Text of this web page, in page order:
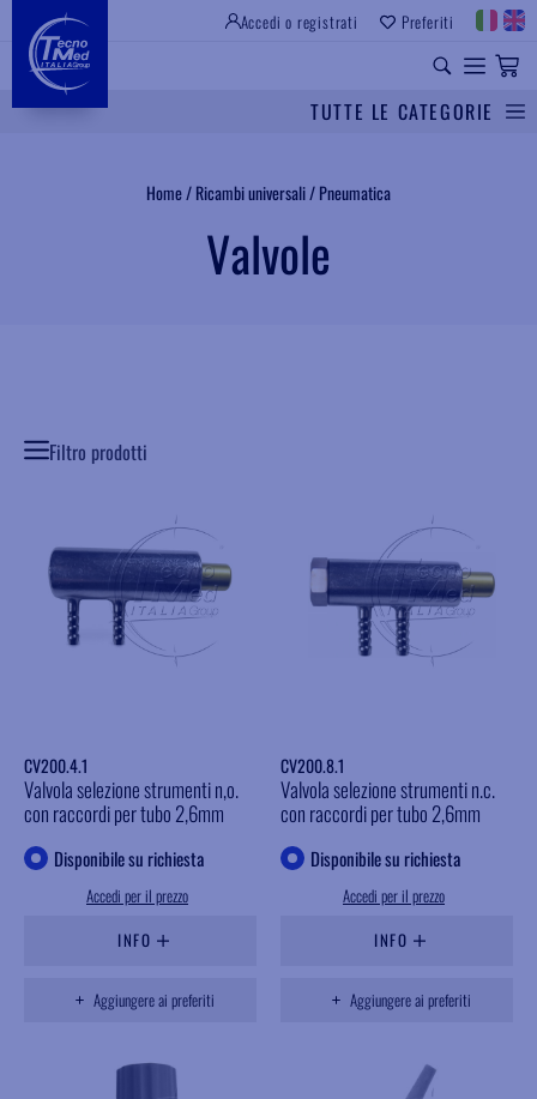
Accedi o registrati Preferiti
TUTTE LE CATEGORIE
Home/ Ricambi universali/ Pneumatica
Valvole
Filtro prodotti
CV200.4.1
Valvola selezione strumenti n,o.
con raccordi per tubo 2,6mm
Disponibile su richiesta
Accedi per il prezzo
INFO
Aggiungere ai preferiti
CV200.8.1
Valvola selezione strumenti n.c.
con raccordi per tubo 2,6mm
Disponibile su richiesta
Accedi per il prezzo
INFO
Aggiungere ai preferiti